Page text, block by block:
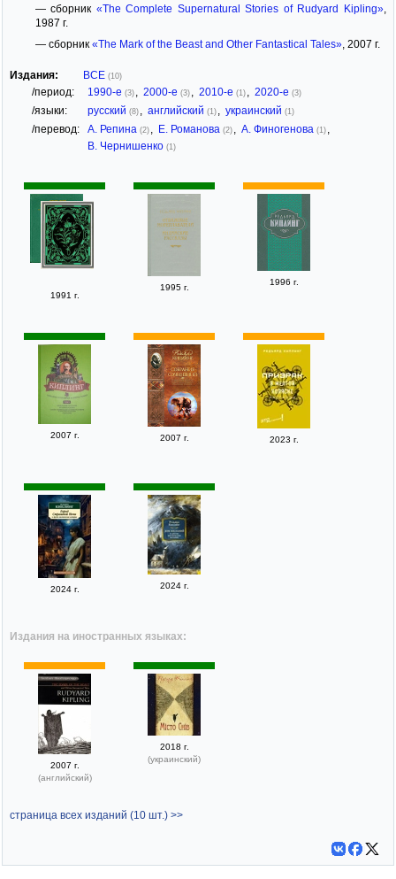
— сборник «The Complete Supernatural Stories of Rudyard Kipling»
1987 г.
— сборник «The Mark of the Beast and Other Fantastical Tales», 2007 г.
Издания: ВСЕ (10)
/период: 1990-е (3) 2000-е (3) 2010-е (1) 2020-е (3)
/языки: русский (8) английский (1) украинский (1)
/перевод: А. Репина (2) Е. Романова (2) А. Финогенова (1)
В. Чернишенко (1)
1991 г.
1995 г.
1996 г.
2007 г. 2007 г. 2023 г.
2024 г. 2024 г.
Издания на иностранных языках:
2007 г.
(английский)
2018 г.
(украинский)
страница всех изданий (10 шт.) >>